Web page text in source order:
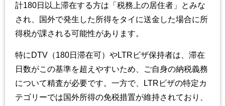
計180日以上滞在する方は「税務上の居住者」とみな
され、国外で発生した所得をタイに送金した場合に所
得税が課される可能性があります。
特にDTV（180日滞在可）やLTRビザ保持者は、滞在
日数がこの基準を超えやすいため、ご自身の納税義務
について精査が必要です。一方で、LTRビザの特定カ
テゴリーでは国外所得の免税措置が維持されており、